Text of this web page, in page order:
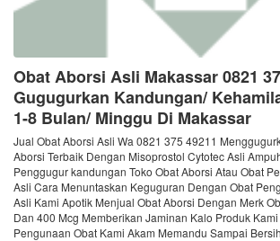
Obat Aborsi Asli Makassar 0821
Gugugurkan Kandungan/
1-8 Bulan/ Minggu Di Makassar
Jual Obat Aborsi Asli Wa 0821 375 49211
Aborsi Terbaik Dengan Misoprostol Cytotec Asli
Penggugur kandungan Toko Obat Aborsi Atau Obat
Asli Cara Menuntaskan Keguguran Dengan Obat
Asli Kami Apotik Menjual Obat Aborsi Dengan Merk
Dan 400 Mcg Memberikan Jaminan Kalo Produk
Pengunaan Obat Kami Akam Memandu Sampai